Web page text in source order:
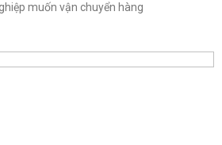
muốn vận chuyển hàng